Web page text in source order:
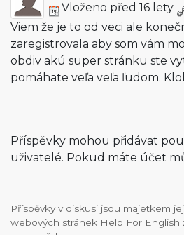
Vloženo před 16 lety
Viem že je to od veci ale
zaregistrovala aby som vám
obdiv akú super stránku ste
pomáhate veľa veľa ľudom.
Příspěvky mohou přidávat
uživatelé. Pokud máte účet
Příspěvky v diskusi jsou majetkem
webových stránek Help For English